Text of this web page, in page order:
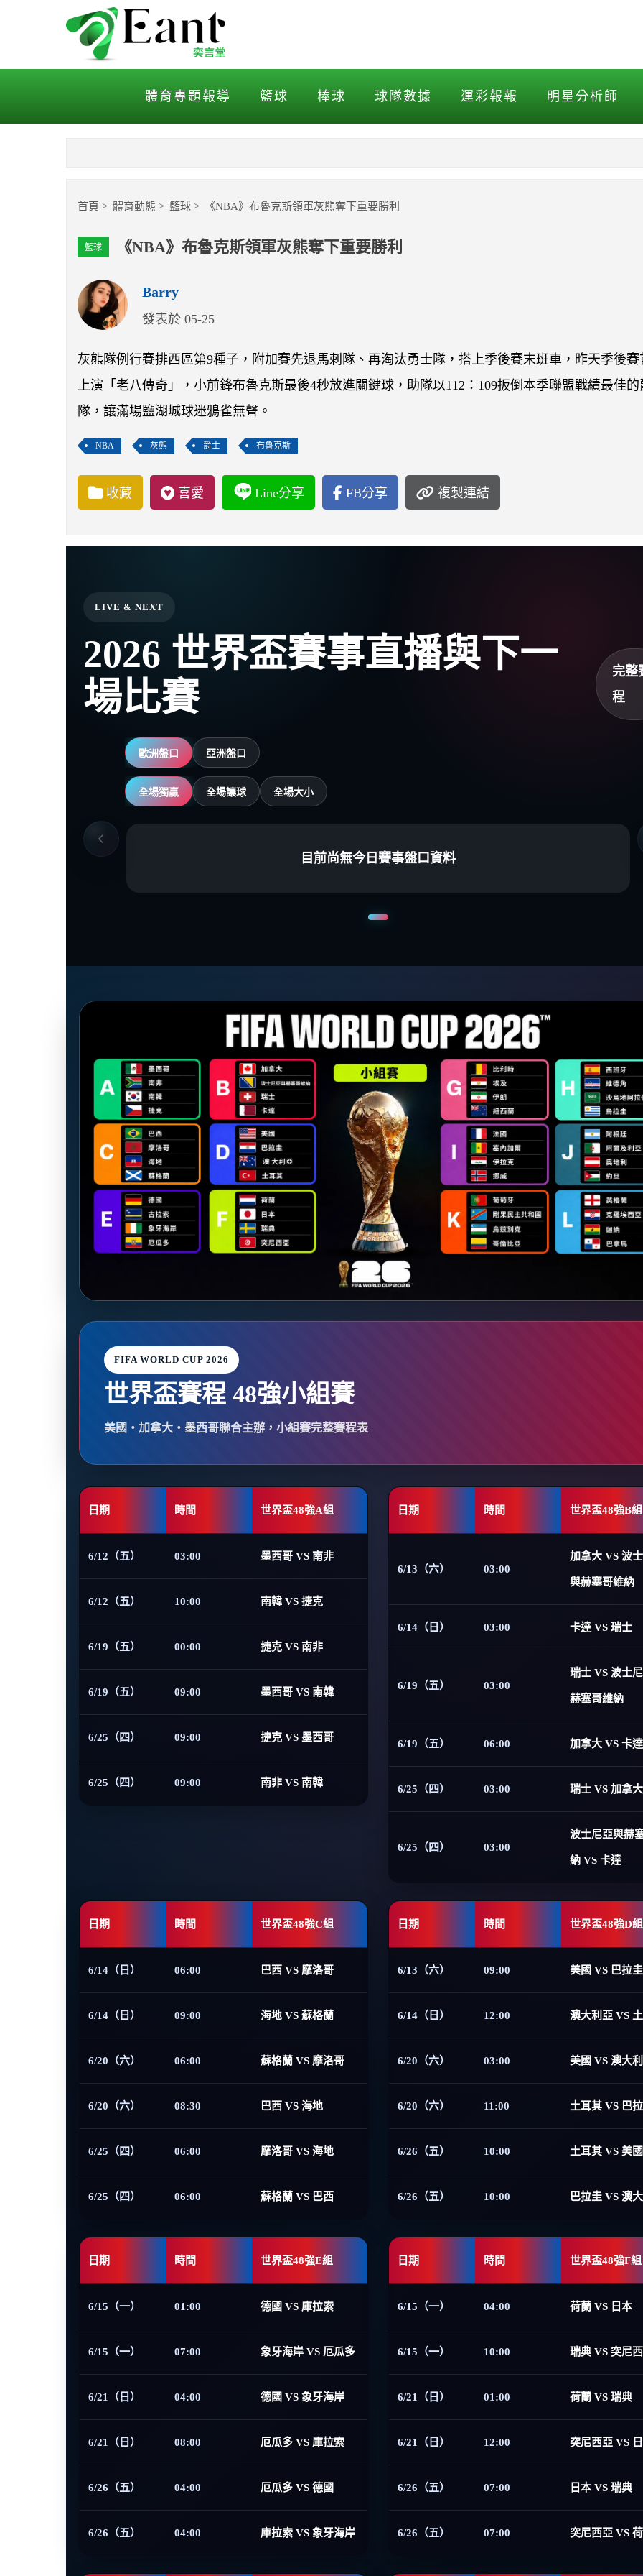
《NBA》布魯克斯領軍灰熊奪下重要勝利
體育專題報導 籃球 棒球 球隊數據 運彩報報 明星分析師
首頁 體育動態 籃球 《NBA》布魯克斯領軍灰熊奪下重要勝利
籃球 《NBA》布魯克斯領軍灰熊奪下重要勝利
Barry
發表於 05-25
灰熊隊例行賽排西區第9種子，附加賽先退馬刺隊、再淘汰勇士隊，搭上季後賽末班車，昨天季後賽
上演「老八傳奇」，小前鋒布魯克斯最後4秒放進關鍵球，助隊以112：109扳倒本季聯盟戰績最佳的
隊，讓滿場鹽湖城球迷鴉雀無聲。
NBA 灰熊 爵士 布魯克斯
收藏 喜愛 Line分享 FB分享 複製連結
LIVE & NEXT
2026 世界盃賽事直播與下一
場比賽
完整
程
歐洲盤口 亞洲盤口
全場獨贏 全場讓球 全場大小
目前尚無今日賽事盤口資料
FIFA WORLD CUP 2026
世界盃賽程 48強小組賽
美國・加拿大・墨西哥聯合主辦，小組賽完整賽程表
日期 時間 世界盃48強A組
6/12（五） 03:00 墨西哥 VS 南非
6/12（五） 10:00 南韓 VS 捷克
6/19（五） 00:00 捷克 VS 南非
6/19（五） 09:00 墨西哥 VS 南韓
6/25（四） 09:00 捷克 VS 墨西哥
6/25（四） 09:00 南非 VS 南韓
日期 時間 世界盃48強B組
6/13（六） 03:00
加拿大 VS 波
與赫塞哥維納
6/14（日） 03:00 卡達 VS 瑞士
6/19（五） 03:00
瑞士 VS 波士
赫塞哥維納
6/19（五） 06:00 加拿大 VS 卡達
6/25（四） 03:00 瑞士 VS 加拿大
6/25（四） 03:00
波士尼亞與赫
納 VS 卡達
日期 時間 世界盃48強C組
6/14（日） 06:00 巴西 VS 摩洛哥
6/14（日） 09:00 海地 VS 蘇格蘭
6/20（六） 06:00 蘇格蘭 VS 摩洛哥
6/20（六） 08:30 巴西 VS 海地
6/25（四） 06:00 摩洛哥 VS 海地
6/25（四） 06:00 蘇格蘭 VS 巴西
日期 時間 世界盃48強D組
6/13（六） 09:00 美國 VS 巴拉圭
6/14（日） 12:00 澳大利亞 VS
6/20（六） 03:00 美國 VS 澳大
6/20（六） 11:00 土耳其 VS 巴
6/26（五） 10:00 土耳其 VS 美國
6/26（五） 10:00 巴拉圭 VS 澳
日期 時間 世界盃48強E組
6/15（一） 01:00 德國 VS 庫拉索
6/15（一） 07:00 象牙海岸 VS 厄瓜多
6/21（日） 04:00 德國 VS 象牙海岸
6/21（日） 08:00 厄瓜多 VS 庫拉索
6/26（五） 04:00 厄瓜多 VS 德國
6/26（五） 04:00 庫拉索 VS 象牙海岸
日期 時間 世界盃48強F組
6/15（一） 04:00 荷蘭 VS 日本
6/15（一） 10:00 瑞典 VS 突尼
6/21（日） 01:00 荷蘭 VS 瑞典
6/21（日） 12:00 突尼西亞 VS
6/26（五） 07:00 日本 VS 瑞典
6/26（五） 07:00 突尼西亞 VS